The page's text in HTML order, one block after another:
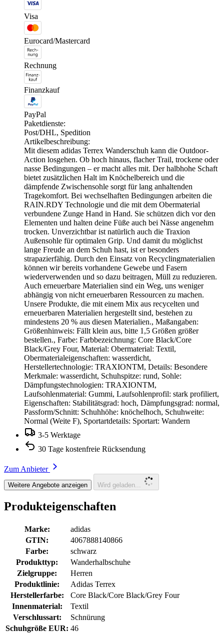
Visa
Eurocard/Mastercard
Rechnung
Finanzkauf
PayPal
Paketdienste:
Post/DHL, Spedition
Artikelbeschreibung:
Mit diesem adidas Terrex Wanderschuh kann die Outdoor-
Action losgehen. Ob hoch hinaus, flacher Trail, trockene oder
nasse Bedingungen – er macht alles mit. Der halbhohe Schaft
bietet zusätzlichen Halt im Knöchelbereich und die
dämpfende Zwischensohle sorgt für lang anhaltenden
Tragekomfort. Bei wechselhaften Bedingungen arbeiten die
RAIN.RDY Technologie und die mit dem Obermaterial
verbundene Zunge Hand in Hand. Sie schützen dich vor den
Elementen und halten deine Füße auch bei Nässe angenehm
trocken. Unverzichtbar ist natürlich auch die Traxion
Außensohle für optimalen Grip. Und damit du möglichst
lange Freude an dem Schuh hast, ist er besonders
strapazierfähig. Durch den Einsatz von Recyclingmaterialien
können wir bereits vorhandene Gewebe und Fasern
wiederverwenden und so dazu beitragen, Müll zu reduzieren.
Auch erneuerbare Materialien sind ein Weg, uns weniger
abhängig von nicht erneuerbaren Ressourcen zu machen.
Unsere Produkte, die mit einem Mix aus recycelten und
erneuerbaren Materialien hergestellt sind, bestehen zu
mindestens 20 % aus diesen Materialien., Maßangaben:
Größenhinweis: Fällt klein aus, bitte 1,5 Größen größer
bestellen., Farbe: Farbbezeichnung: Core Black/Core
Black/Grey Four, Material: Obermaterial: Textil,
Obermaterialeigenschaften: wasserdicht,
Herstellertechnologie: TRAXIONTM, Details: Besondere
Merkmale: wasserdicht, Schuhspitze: rund, Sohle:
Dämpfungstechnologien: TRAXIONTM,
Laufsohlenmaterial: Gummi, Laufsohlenprofil: stark profiliert,
Eigenschaften: Stabilitätsgrad: hoch, Dämpfungsgrad: normal,
Passform/Schnitt: Schuhhöhe: knöchelhoch, Schuhweite:
Normal (Weite F), Sportartdetails: Sportart: Wandern
3-5 Werktage
30 Tage kostenfreie Rücksendung
Zum Anbieter
Weitere Angebote anzeigen Wird geladen...
Produkteigenschaften
Marke:
adidas
GTIN:
4067888140866
Farbe:
schwarz
Produkttyp:
Wanderhalbschuhe
Zielgruppe:
Herren
Produktlinie:
Adidas Terrex
Herstellerfarbe:
Core Black/Core Black/Grey Four
Innenmaterial:
Textil
Verschlussart:
Schnürung
Schuhgröße EUR: 46